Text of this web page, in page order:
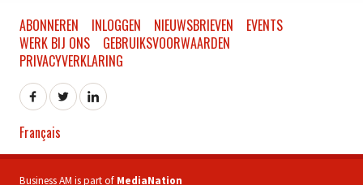
ABONNEREN INLOGGEN NIEUWSBRIEVEN
EVENTS
WERK BIJ ONS
GEBRUIKSVOORWAARDEN
PRIVACYVERKLARING
Français
Business AM is part of MediaNation